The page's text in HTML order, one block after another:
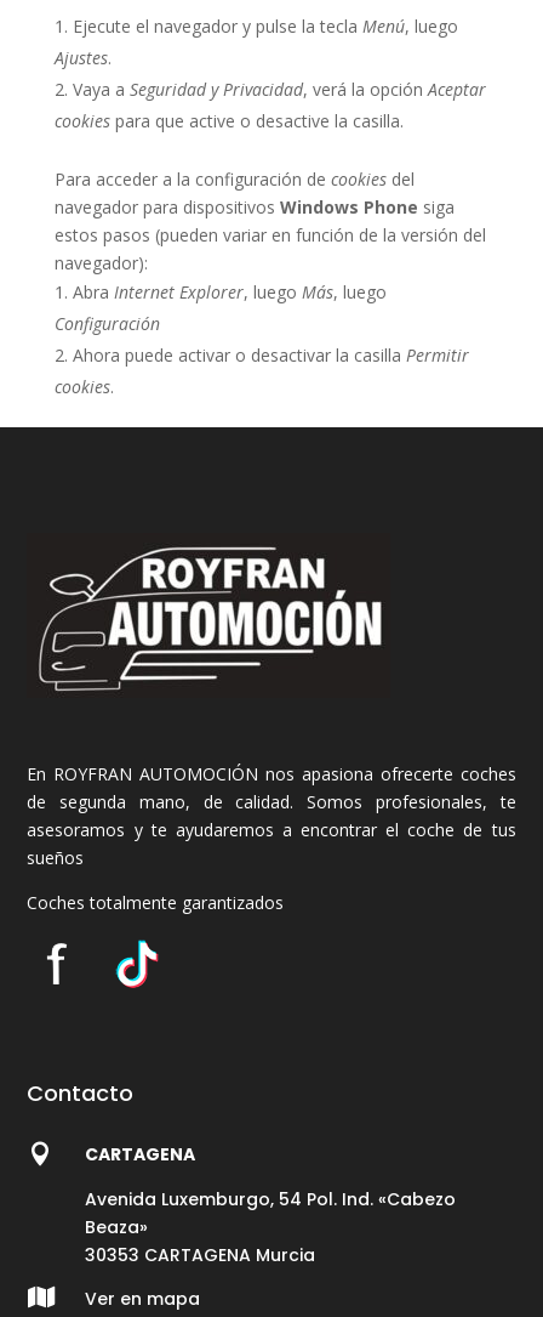
Ejecute el navegador y pulse la tecla Menú, luego
Ajustes.
Vaya a Seguridad y Privacidad, verá la opciónAceptar
cookiespara que active o desactive la casilla.
Para acceder a la configuración de cookiesdel
navegador para dispositivos Windows Phone siga
estos pasos (pueden variar en función de la versión del
navegador):
Abra Internet Explorer, luego Más, luego
Configuración
Ahora puede activar o desactivar la casilla Permitir
cookies.
En ROYFRAN AUTOMOCIÓN nos apasiona ofrecerte coches
de segunda mano, de calidad. Somos profesionales, te
asesoramos y te ayudaremos a encontrar el coche de tus
sueños
Coches totalmente garantizados
Contacto

CARTAGENA
Avenida Luxemburgo, 54 Pol. Ind. «Cabezo
Beaza»
30353 CARTAGENA Murcia
 Ver en mapa